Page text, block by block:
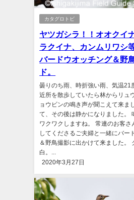
カタグロトビ
ヤツガシラ！！オオクイ
ラクイナ、カンムリワシ
バードウオッチング＆野
ド。
曇りのち雨、時折強い雨、気温21
近所を散歩していたら林からリュ
ョウビンの鳴き声が聞こえて来ま
て、その後は静かになりました。
ワクワクしますね。 常連のお客さ
してくださるご夫婦と一緒にバー
＆野鳥撮影に出かけて来ました。
白。...
2020年3月27日